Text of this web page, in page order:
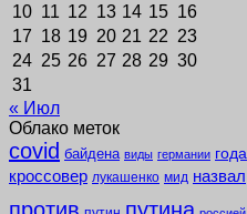
10 11 12 13 14 15 16
17 18 19 20 21 22 23
24 25 26 27 28 29 30
31
« Июл
Облако меток
covid байдена виды германии года
кроссовер лукашенко мид назвал
против путина